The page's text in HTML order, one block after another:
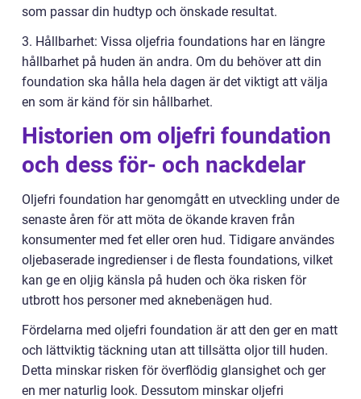
som passar din hudtyp och önskade resultat.
3. Hållbarhet: Vissa oljefria foundations har en längre
hållbarhet på huden än andra. Om du behöver att din
foundation ska hålla hela dagen är det viktigt att välja
en som är känd för sin hållbarhet.
Historien om oljefri foundation
och dess för- och nackdelar
Oljefri foundation har genomgått en utveckling under de
senaste åren för att möta de ökande kraven från
konsumenter med fet eller oren hud. Tidigare användes
oljebaserade ingredienser i de flesta foundations, vilket
kan ge en oljig känsla på huden och öka risken för
utbrott hos personer med aknebenägen hud.
Fördelarna med oljefri foundation är att den ger en matt
och lättviktig täckning utan att tillsätta oljor till huden.
Detta minskar risken för överflödig glansighet och ger
en mer naturlig look. Dessutom minskar oljefri